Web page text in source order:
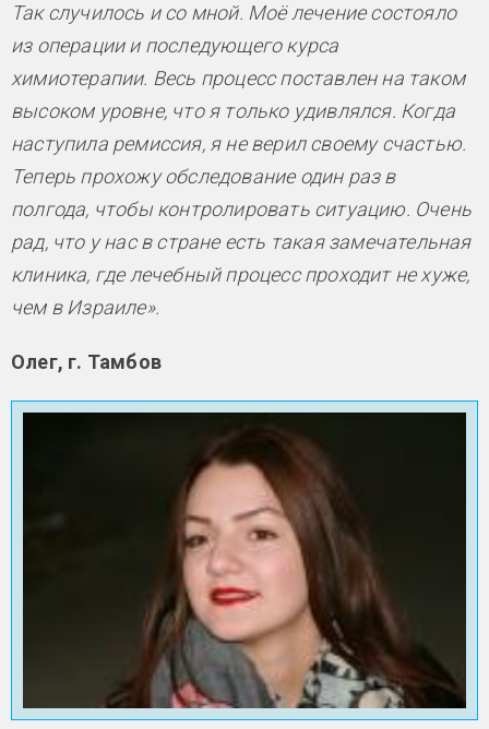
Так случилось и со мной. Моё лечение состояло
из операции и последующего курса
химиотерапии. Весь процесс поставлен на таком
высоком уровне, что я только удивлялся. Когда
наступила ремиссия, я не верил своему счастью.
Теперь прохожу обследование один раз в
полгода, чтобы контролировать ситуацию. Очень
рад, что у нас в стране есть такая замечательная
клиника, где лечебный процесс проходит не хуже,
чем в Израиле».
Олег, г. Тамбов